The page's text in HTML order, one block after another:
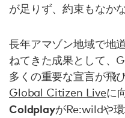
が足りず、約束もなか
長年アマゾン地域で地
ねてきた成果として、
多くの重要な宣言が飛
Global Citizen Liveに
ColdplayがRe:wildや